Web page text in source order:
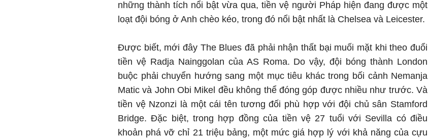
những thành tích nổi bật vừa qua, tiền vệ người Pháp hiện đang được một
loạt đội bóng ở Anh chèo kéo, trong đó nổi bật nhất là Chelsea và Leicester.
Được biết, mới đây The Blues đã phải nhận thất bại muối mặt khi theo đuổi
tiền vệ Radja Nainggolan của AS Roma. Do vậy, đội bóng thành London
buộc phải chuyển hướng sang một mục tiêu khác trong bối cảnh Nemanja
Matic và John Obi Mikel đều không thể đóng góp được nhiều như trước. Và
tiền vệ Nzonzi là một cái tên tương đối phù hợp với đội chủ sân Stamford
Bridge. Đặc biệt, trong hợp đồng của tiền vệ 27 tuổi với Sevilla có điều
khoản phá vỡ chỉ 21 triệu bảng, một mức giá hợp lý với khả năng của cựu